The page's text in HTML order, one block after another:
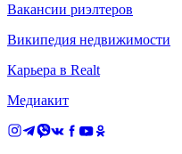
Вакансии риэлтеров
Википедия недвижимости
Карьера в Realt
Медиакит